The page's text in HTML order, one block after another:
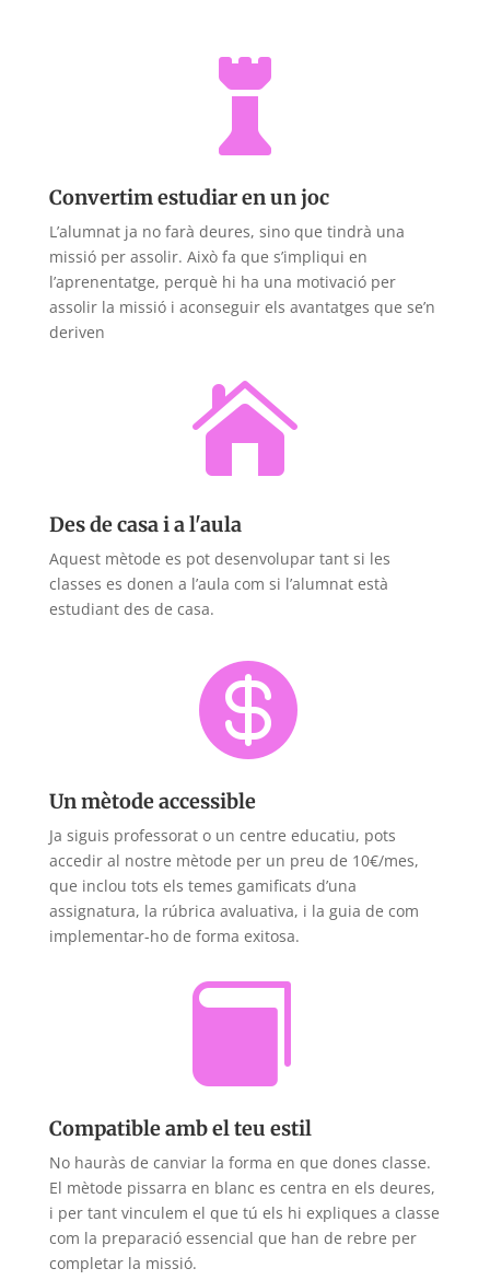

Convertim estudiar en un joc
L’alumnat ja no farà deures, sino que tindrà una
missió per assolir. Això fa que s’impliqui en
l’aprenentatge, perquè hi ha una motivació per
assolir la missió i aconseguir els avantatges que se’n
deriven

Des de casa i a l'aula
Aquest mètode es pot desenvolupar tant si les
classes es donen a l’aula com si l’alumnat està
estudiant des de casa.

Un mètode accessible
Ja siguis professorat o un centre educatiu, pots
accedir al nostre mètode per un preu de 10€/mes,
que inclou tots els temes gamificats d’una
assignatura, la rúbrica avaluativa, i la guia de com
implementar-ho de forma exitosa.

Compatible amb el teu estil
No hauràs de canviar la forma en que dones classe.
El mètode pissarra en blanc es centra en els deures,
i per tant vinculem el que tú els hi expliques a classe
com la preparació essencial que han de rebre per
completar la missió.